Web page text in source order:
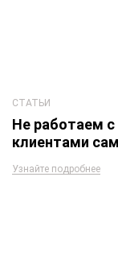
СТАТЬИ
Не работаем
клиентами
Узнайте подробнее